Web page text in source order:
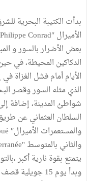
بعض الأضرار بالسور و
الدكاكين المحيطة، في
الأيام أمام فشل الغزاة
الذي مثله السور وقصر
شواطئ المدينة، إضافة
السلطان العثماني عن
يتمتع بقوة نارية أكبر